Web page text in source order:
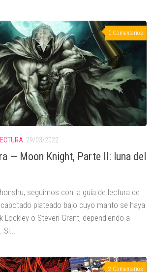
0 Comentarios
29/03/2022
— Moon Knight, Parte II: luna del
seguimos con la guía de lectura de
plateado bajo cuyo manto se haya
Lockley o Steven Grant, dependiendo a
2 Comentarios